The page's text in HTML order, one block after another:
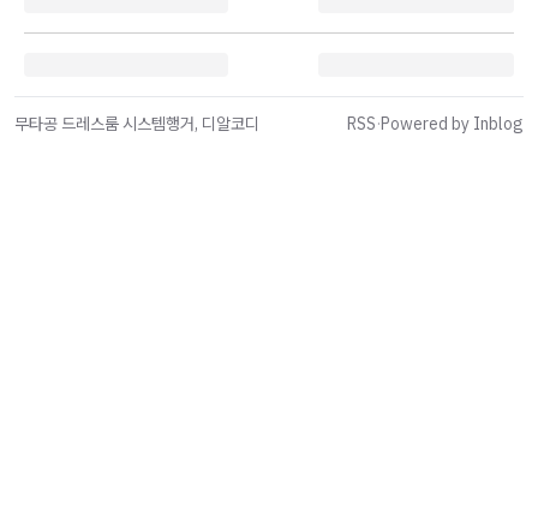
무타공 드레스룸 시스템행거, 디알코디 RSS·Powered by Inblog